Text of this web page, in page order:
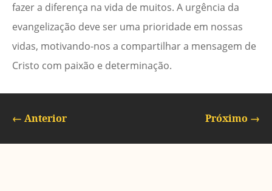
fazer a diferença na vida de muitos. A urgência da
evangelização deve ser uma prioridade em nossas
vidas, motivando-nos a compartilhar a mensagem de
Cristo com paixão e determinação.
← Anterior Próximo →